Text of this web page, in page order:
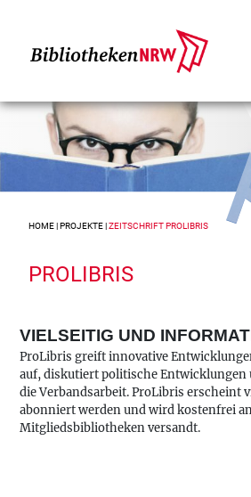
HOME|PROJEKTE|ZEITSCHRIFT PROLIBRIS
PROLIBRIS
VIELSEITIG UND
ProLibris greift innovative
auf, diskutiert politische
die Verbandsarbeit. ProLibris erscheint
abonniert werden und wird kostenfrei
Mitgliedsbibliotheken versandt.